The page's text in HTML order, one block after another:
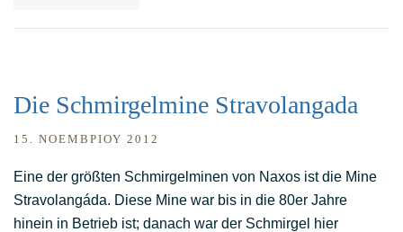
Die Schmirgelmine Stravolangada
15. ΝΟΕΜΒΡΊΟΥ 2012
Eine der größten Schmirgelminen von Naxos ist die Mine
Stravolangáda. Diese Mine war bis in die 80er Jahre
hinein in Betrieb ist; danach war der Schmirgel hier